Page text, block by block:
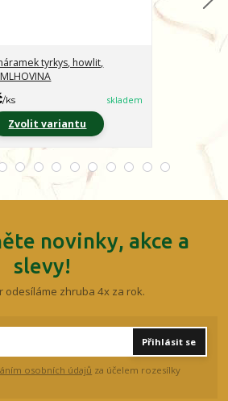
tyrkys, howlit,
/ks skladem
Zvolit variantu
novinky, akce a
slevy!
odesíláme zhruba 4x za rok.
Přihlásit se
osobních údajů za účelem rozesílky